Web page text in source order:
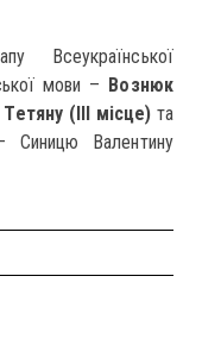
Всеукраїнської
мови – Вознюк
(ІІІ місце) та
Синицю Валентину